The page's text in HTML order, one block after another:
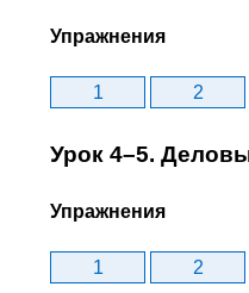
Упражнения
1 2
Урок 4–5.
Упражнения
1 2